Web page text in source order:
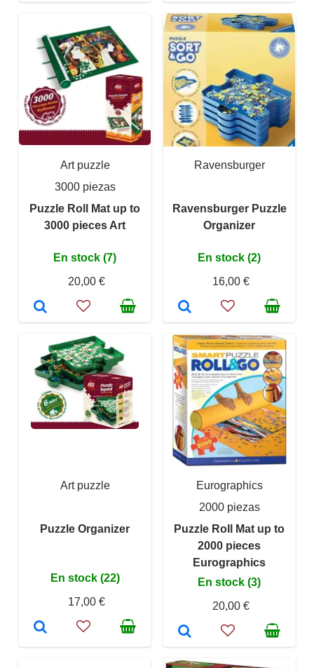
Art puzzle
3000 piezas
Puzzle Roll Mat up to
3000 pieces Art
En stock (7)
20,00 €
Ravensburger
Ravensburger Puzzle
Organizer
En stock (2)
16,00 €
Art puzzle
Puzzle Organizer
En stock (22)
17,00 €
Eurographics
2000 piezas
Puzzle Roll Mat up to
2000 pieces
Eurographics
En stock (3)
20,00 €